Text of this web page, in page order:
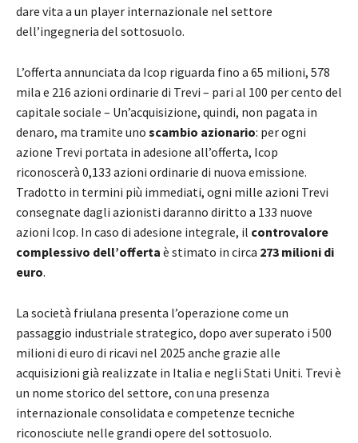
dare vita a un player internazionale nel settore
dell’ingegneria del sottosuolo.
L’offerta annunciata da Icop riguarda fino a 65 milioni, 578
mila e 216 azioni ordinarie di Trevi – pari al 100 per cento del
capitale sociale – Un’acquisizione, quindi, non pagata in
denaro, ma tramite uno scambio azionario: per ogni
azione Trevi portata in adesione all’offerta, Icop
riconoscerà 0,133 azioni ordinarie di nuova emissione.
Tradotto in termini più immediati, ogni mille azioni Trevi
consegnate dagli azionisti daranno diritto a 133 nuove
azioni Icop. In caso di adesione integrale, il controvalore
complessivo dell’offerta è stimato in circa 273 milioni di
euro.
La società friulana presenta l’operazione come un
passaggio industriale strategico, dopo aver superato i 500
milioni di euro di ricavi nel 2025 anche grazie alle
acquisizioni già realizzate in Italia e negli Stati Uniti. Trevi è
un nome storico del settore, con una presenza
internazionale consolidata e competenze tecniche
riconosciute nelle grandi opere del sottosuolo.